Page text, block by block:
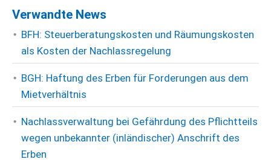
Verwandte News
BFH: Steuerberatungskosten und Räumungskosten
als Kosten der Nachlassregelung
BGH: Haftung des Erben für Forderungen aus dem
Mietverhältnis
Nachlassverwaltung bei Gefährdung des Pflichtteils
wegen unbekannter (inländischer) Anschrift des
Erben